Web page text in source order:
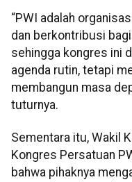
“PWI adalah
dan berkontribusi
sehingga kongres ini
agenda rutin, tetapi
membangun masa
tuturnya.
Sementara itu, Wakil
Kongres Persatuan
bahwa pihaknya